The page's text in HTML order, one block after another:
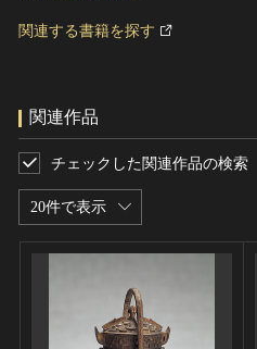
関連する書籍を探す
関連作品
20件で表示
チェックした関連作品の検索